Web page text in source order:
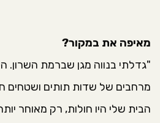
מאיפה את במקור?
"גדלתי בנווה מגן שברמת השרון.
מרחבים של שדות תותים ושטחים
הבית שלי היו חולות, רק מאוחר